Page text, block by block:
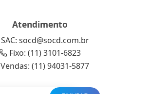
Atendimento
SAC: socd@socd.com.br
Fixo: (11) 3101-6823
Vendas: (11) 94031-5877